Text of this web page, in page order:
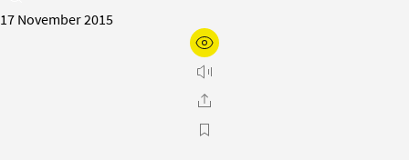
17 November 2015